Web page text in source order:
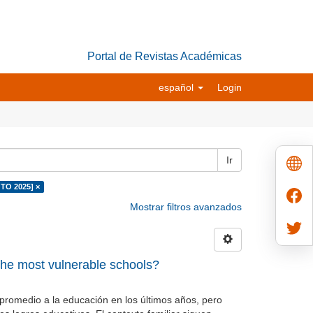
Portal de Revistas Académicas
español Login
Ir
2025] ×
Mostrar filtros avanzados
most vulnerable schools?
a la educación en los últimos años, pero